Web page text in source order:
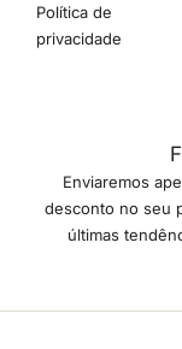
Política de
privacidade
Enviaremos
desconto no seu
últimas